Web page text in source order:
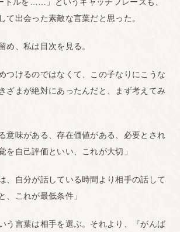
て出会った素敵な言葉だと思った。
め、私は目次を見る。
つけるのではなくて、この子なりにこうな
ざまが絶対にあったんだと、まず考えてみ
意味がある、存在価値がある、必要とされ
を自己評価といい、これが大切」
、自分が話している時間より相手の話して
、これが最低条件」
う言葉は相手を選ぶ。それより、『がんば